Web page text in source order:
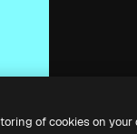
of cookies on